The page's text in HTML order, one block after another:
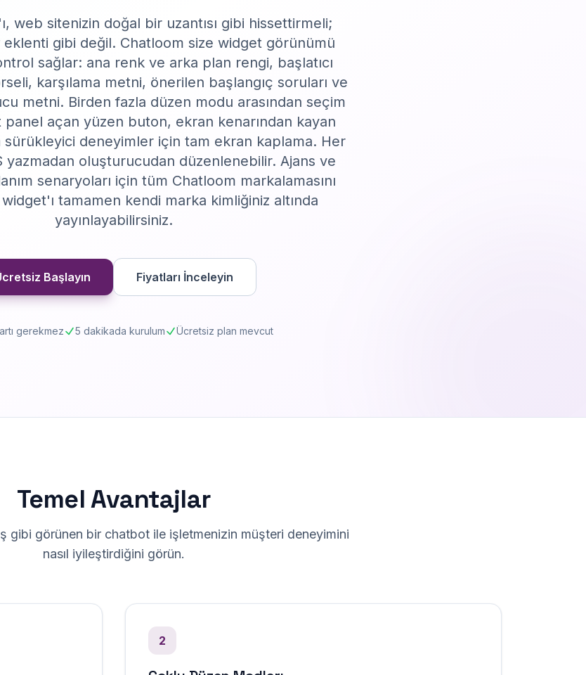
web sitenizin doğal bir uzantısı gibi hissettirmeli;
gibi değil. Chatloom size widget görünümü
sağlar: ana renk ve arka plan rengi, başlatıcı
karşılama metni, önerilen başlangıç soruları ve
metni. Birden fazla düzen modu arasından seçim
panel açan yüzen buton, ekran kenarından kayan
sürükleyici deneyimler için tam ekran kaplama. Her
yazmadan oluşturucudan düzenlenebilir. Ajans ve
senaryoları için tüm Chatloom markalamasını
tamamen kendi marka kimliğiniz altında
yayınlayabilirsiniz.
Başlayın Fiyatları İnceleyin
gerekmez 5 dakikada kurulum Ücretsiz plan mevcut
Temel Avantajlar
gibi görünen bir chatbot ile işletmenizin müşteri deneyimini
nasıl iyileştirdiğini görün.
2